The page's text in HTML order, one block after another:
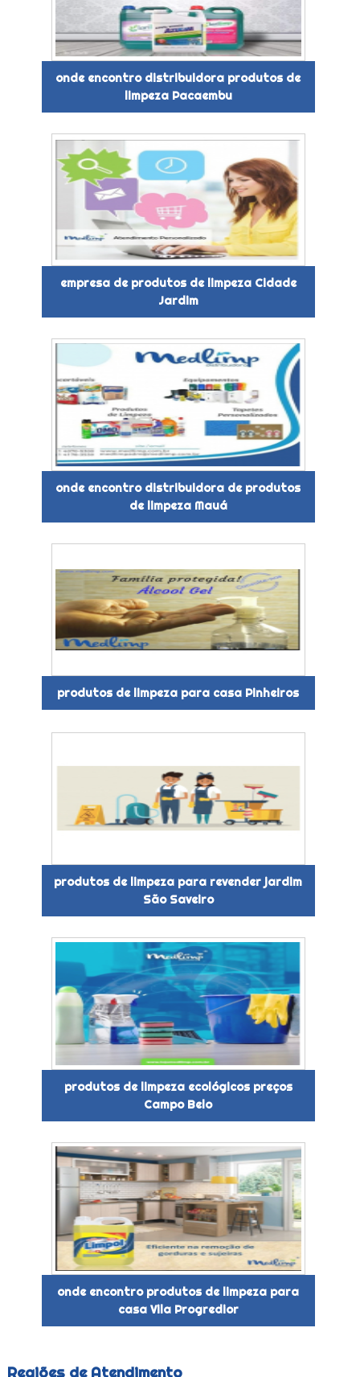
onde encontro distribuidora produtos de
limpeza Pacaembu
empresa de produtos de limpeza Cidade
Jardim
onde encontro distribuidora de produtos
de limpeza Mauá
produtos de limpeza para casa Pinheiros
produtos de limpeza para revender jardim
São Saveiro
produtos de limpeza ecológicos preços
Campo Belo
onde encontro produtos de limpeza para
casa Vila Progredior
Regiões de Atendimento